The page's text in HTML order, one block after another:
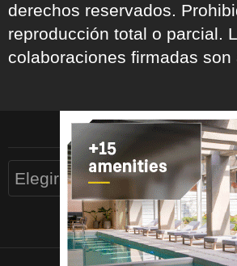
derechos reservados.
reproducción total o parcial.
colaboraciones firmadas son
ARCHIVOS